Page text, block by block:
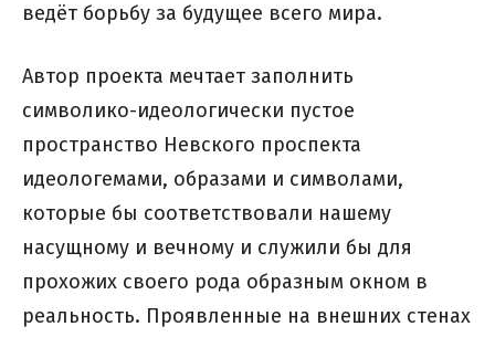
ведёт борьбу за будущее всего мира.
Автор проекта мечтает заполнить
символико-идеологически пустое
пространство Невского проспекта
идеологемами, образами и символами,
которые бы соответствовали нашему
насущному и вечному и служили бы для
прохожих своего рода образным окном в
реальность. Проявленные на внешних стенах